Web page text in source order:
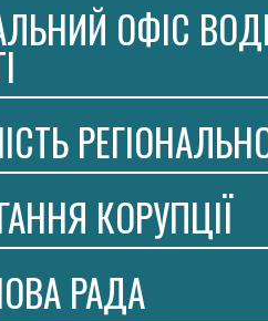
ОФІС
КОРУПЦІЇ
РАДА